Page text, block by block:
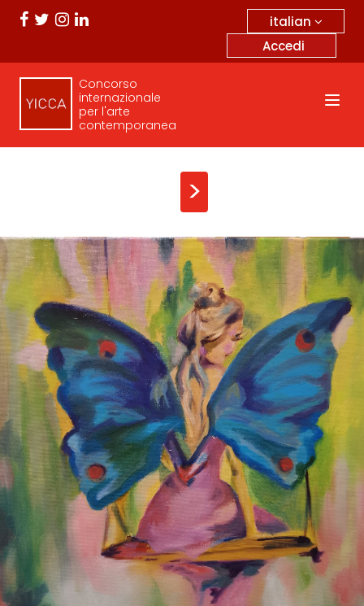
italian
Accedi
Concorso
internazionale
per l'arte
contemporanea
>